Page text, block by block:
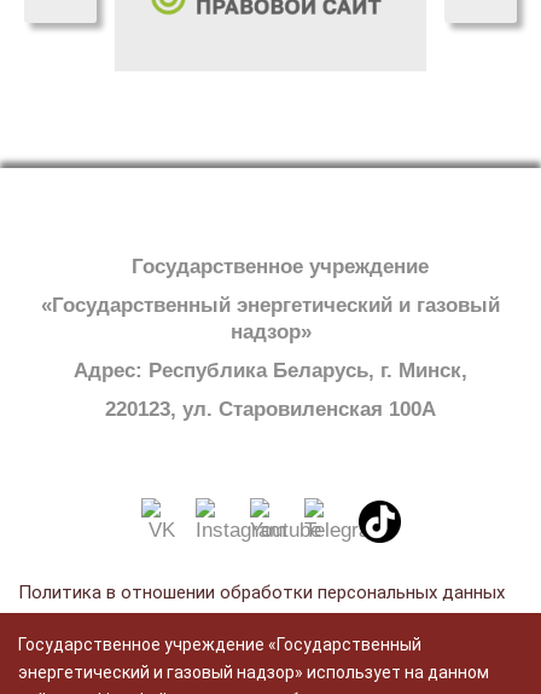
Государственное учреждение
«Государственный энергетический и газовый
надзор»
Адрес: Республика Беларусь, г. Минск,
220123, ул. Старовиленская 100А
Политика в отношении обработки персональных данных
Политика видеонаблюдения
Государственное учреждение «Государственный
энергетический и газовый надзор» использует на данном